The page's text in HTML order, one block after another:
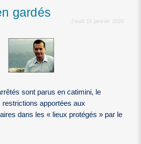
gardés
Jeudi 15 janvier 2026
sont parus en catimini, le
restrictions apportées aux
dans les « lieux protégés » par le